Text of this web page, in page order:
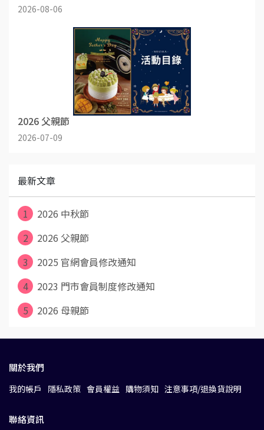
2026-08-06
2026 父親節
2026-07-09
最新文章
1
2026 中秋節
2
2026 父親節
3
2025 官網會員修改通知
4
2023 門市會員制度修改通知
5
2026 母親節
關於我們
我的帳戶 隱私政策 會員權益 購物須知 注意事項/退換貨說明
聯絡資訊